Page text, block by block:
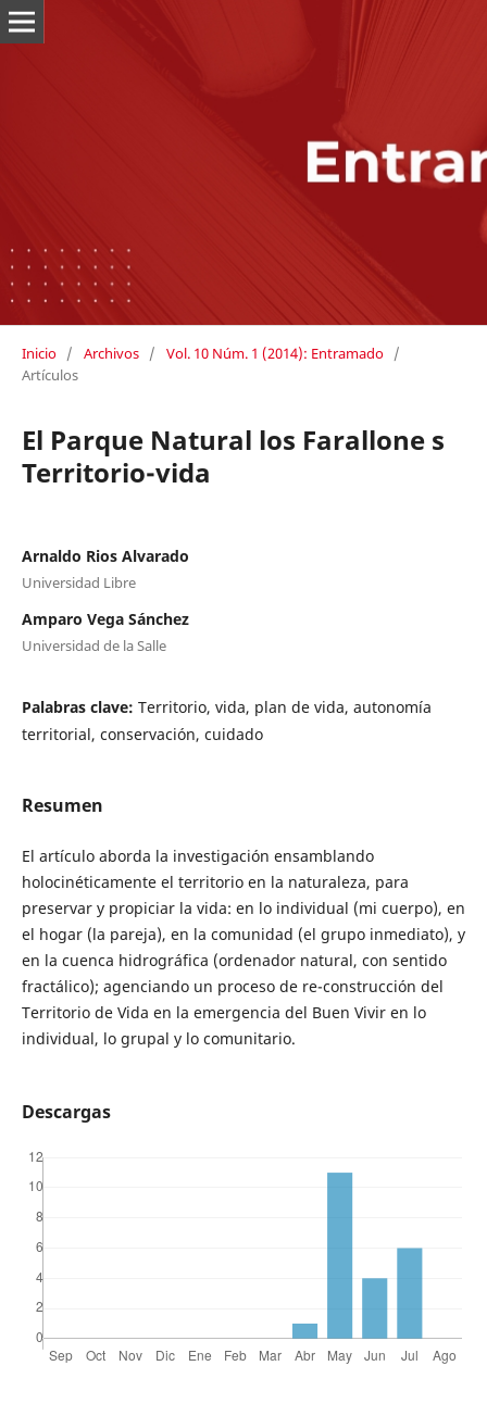
Inicio / Archivos / Vol. 10 Núm. 1 (2014): Entramado /
Artículos
El Parque Natural los Farallone s
Territorio-vida
Arnaldo Rios Alvarado
Universidad Libre
Amparo Vega Sánchez
Universidad de la Salle
Palabras clave: Territorio, vida, plan de vida, autonomía
territorial, conservación, cuidado
Resumen
El artículo aborda la investigación ensamblando
holocinéticamente el territorio en la naturaleza, para
preservar y propiciar la vida: en lo individual (mi cuerpo), en
el hogar (la pareja), en la comunidad (el grupo inmediato), y
en la cuenca hidrográfica (ordenador natural, con sentido
fractálico); agenciando un proceso de re-construcción del
Territorio de Vida en la emergencia del Buen Vivir en lo
individual, lo grupal y lo comunitario.
Descargas